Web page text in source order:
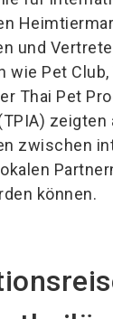
und
wie Pet
Thai Pet
zeigten
zwischen
können.